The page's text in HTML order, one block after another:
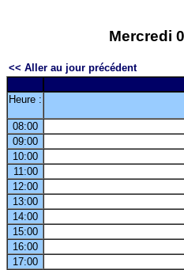
Mercredi
<< Aller au jour précédent
Heure :
08:00
09:00
10:00
11:00
12:00
13:00
14:00
15:00
16:00
17:00